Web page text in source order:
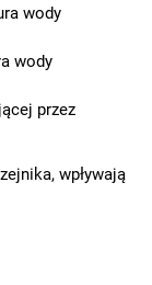
wody
wody
przez
wpływają